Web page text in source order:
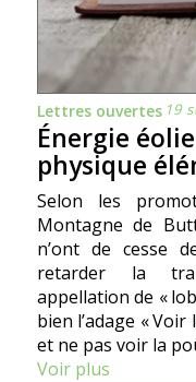
Lettres ouvertes 19
Énergie
physique
Selon les
Montagne de
n’ont de cesse
retarder la
appellation de «
bien l’adage «
et ne pas voir la
Voir plus